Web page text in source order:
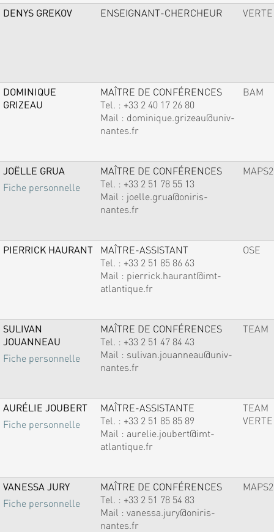
DENYS GREKOV ENSEIGNANT-CHERCHEUR VERTE
DOMINIQUE
GRIZEAU
MAÎTRE DE CONFÉRENCES
Tel. : +33 2 40 17 26 80
Mail : dominique.grizeau@univ-
nantes.fr
BAM
JOËLLE GRUA
Fiche personnelle
MAÎTRE DE CONFÉRENCES
Tel. : +33 2 51 78 55 13
Mail : joelle.grua@oniris-
nantes.fr
MAPS2
PIERRICK HAURANT
MAÎTRE-ASSISTANT
Tel. : +33 2 51 85 86 63
Mail : pierrick.haurant@imt-
atlantique.fr
OSE
SULIVAN
JOUANNEAU
Fiche personnelle
MAÎTRE DE CONFÉRENCES
Tel. : +33 2 51 47 84 43
Mail : sulivan.jouanneau@univ-
nantes.fr
TEAM
AURÉLIE JOUBERT
Fiche personnelle
MAÎTRE-ASSISTANTE
Tel. : +33 2 51 85 85 89
Mail : aurelie.joubert@imt-
atlantique.fr
TEAM
VERTE
VANESSA JURY
Fiche personnelle
MAÎTRE DE CONFÉRENCES
Tel. : +33 2 51 78 54 83
Mail : vanessa.jury@oniris-
nantes.fr
MAPS2